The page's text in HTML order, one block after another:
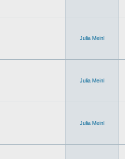
Julia Meinl
Julia Meinl
Julia Meinl